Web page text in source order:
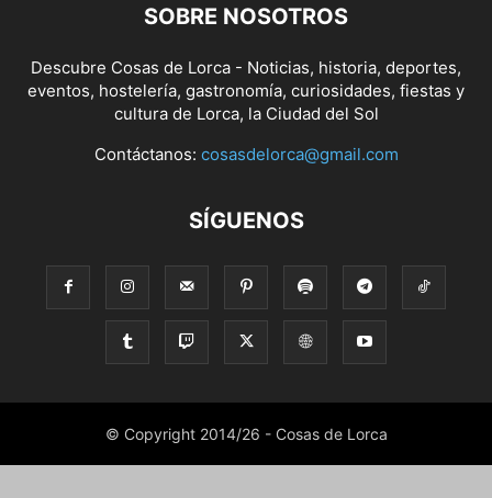
SOBRE NOSOTROS
Descubre Cosas de Lorca - Noticias, historia, deportes,
eventos, hostelería, gastronomía, curiosidades, fiestas y
cultura de Lorca, la Ciudad del Sol
Contáctanos: cosasdelorca@gmail.com
SÍGUENOS
© Copyright 2014/26 - Cosas de Lorca